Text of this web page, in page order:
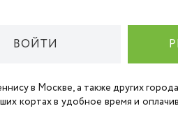
ВОЙТИ
в Москве, а также других
кортах в удобное время и